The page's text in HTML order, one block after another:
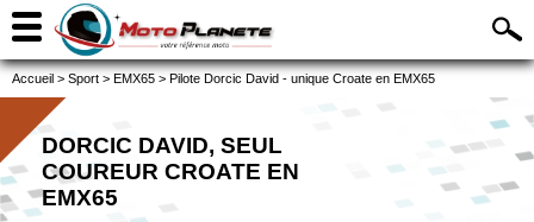
Accueil > Sport > EMX65 > Pilote Dorcic David - unique Croate en EMX65
DORCIC DAVID, SEUL
COUREUR CROATE EN
EMX65